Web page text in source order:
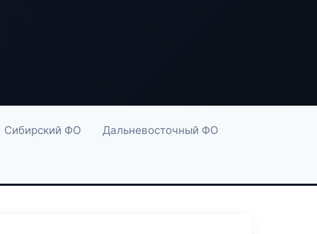
Сибирский ФО Дальневосточный ФО